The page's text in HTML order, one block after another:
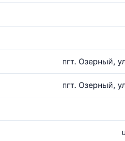
пгт. Озерный,
пгт. Озерный,